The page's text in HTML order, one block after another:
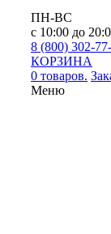
ПН-ВС
с 10:00 до
8 (800) 302-
КОРЗИНА
0 товаров.
Меню